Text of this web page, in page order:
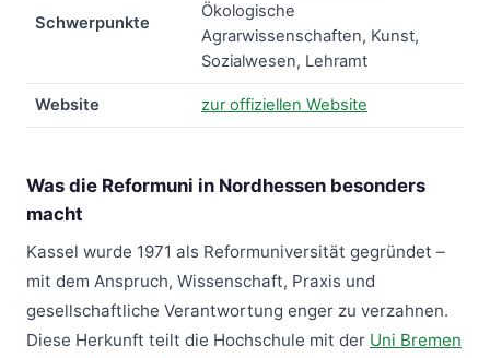
Schwerpunkte
Ökologische
Agrarwissenschaften, Kunst,
Sozialwesen, Lehramt
Website zur offiziellen Website
Was die Reformuni in Nordhessen besonders
macht
Kassel wurde 1971 als Reformuniversität gegründet –
mit dem Anspruch, Wissenschaft, Praxis und
gesellschaftliche Verantwortung enger zu verzahnen.
Diese Herkunft teilt die Hochschule mit der Uni Bremen